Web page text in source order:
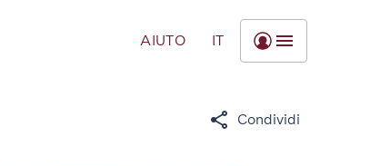
AIUTO IT
Condividi